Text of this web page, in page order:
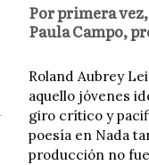
Por primera
Paula Campo,
Roland Aubrey
aquello jóvenes
giro crítico y
poesía en Nada
producción no